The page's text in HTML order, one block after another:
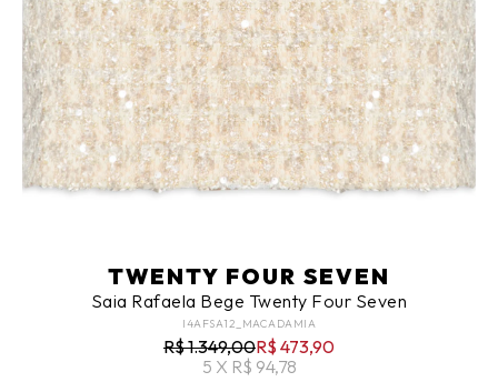
TWENTY FOUR SEVEN
Saia Rafaela Bege Twenty Four Seven
I4AFSA12_MACADAMIA
R$ 1.349,00R$ 473,90
5 X R$ 94,78